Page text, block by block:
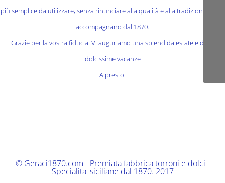
più semplice da utilizzare, senza rinunciare alla qualità e alla tradizione che ci
accompagnano dal 1870.
Grazie per la vostra fiducia. Vi auguriamo una splendida estate e delle
dolcissime vacanze
A presto!
© Geraci1870.com - Premiata fabbrica torroni e dolci -
Specialita' siciliane dal 1870. 2017